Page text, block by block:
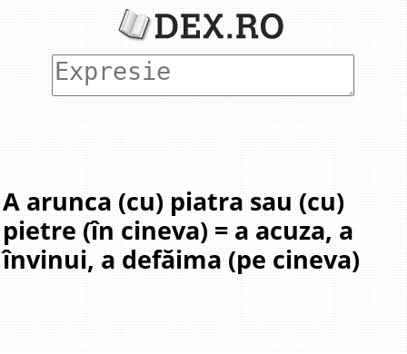
A arunca (cu) piatra sau (cu)
pietre (în cineva) = a acuza, a
învinui, a defăima (pe cineva)